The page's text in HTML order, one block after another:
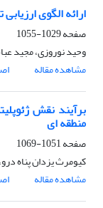
ارائه الگوی
صفحه1029-1055
وحید نوروزی، مجید
مشاهده مقاله
برآیند نقش
منطقه ای
صفحه1051-1069
کیومرث یزدان پناه
مشاهده مقاله